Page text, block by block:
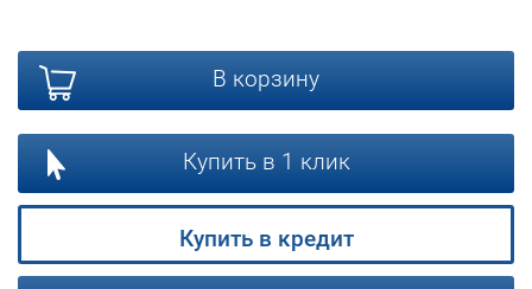
В корзину
Купить в 1 клик
Купить в кредит